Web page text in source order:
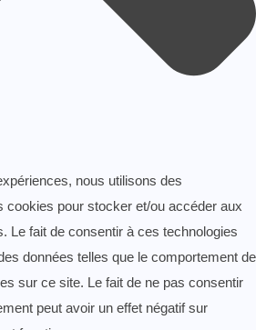
nous utilisons des
cookies pour stocker et/ou accéder aux
Le fait de consentir à ces technologies
données telles que le comportement de
sur ce site. Le fait de ne pas consentir
peut avoir un effet négatif sur